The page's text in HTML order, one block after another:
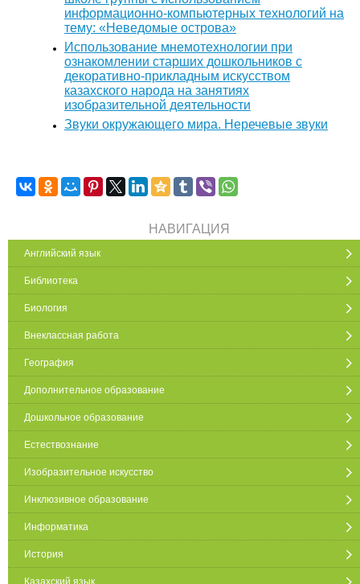
информационно-компьютерных технологий на
тему: «Неведомые острова»
Использование мнемотехнологии при
ознакомлении старших дошкольников с
декоративно-прикладным искусством
казахского народа на занятиях
изобразительной деятельности
Звуки окружающего мира. Неречевые звуки
НАВИГАЦИЯ
Английский язык
Библиотека
Биология
Внеклассная работа
География
Дополнительное образование
Дошкольное образование
Естествознание
Изобразительное искусство
Инклюзивное образование
Информатика
История